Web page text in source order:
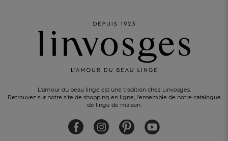
L'amour du beau linge est une tradition chez Linvosges.
Retrouvez sur notre site de shopping en ligne, l'ensemble de notre catalogue
de linge de maison.